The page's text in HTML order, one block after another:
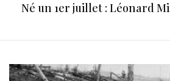
Né un 1er juillet : Léonard